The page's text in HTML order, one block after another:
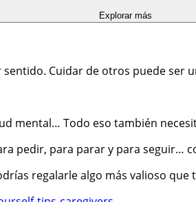
Explorar más
Cuidar de otros puede
mental… Todo eso también
pedir, para parar y para seguir…
regalarle algo más valioso